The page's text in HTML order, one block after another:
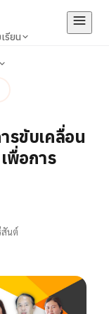
รียน
รขับเคลื่อน
พื่อการ
สันต์